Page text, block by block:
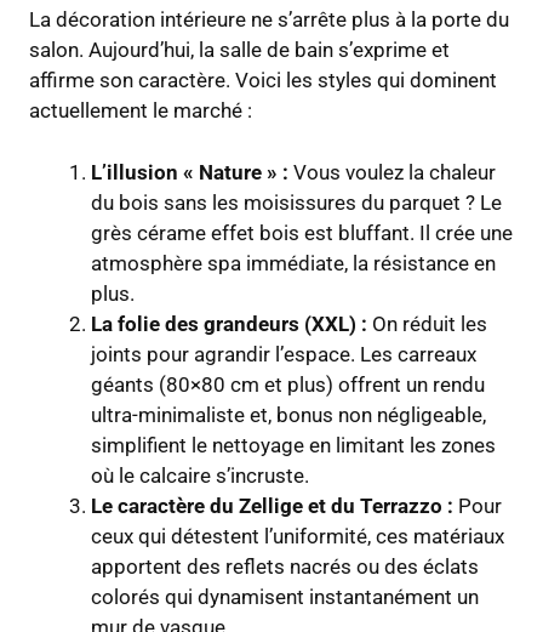
La décoration intérieure ne s’arrête plus à la porte du
salon. Aujourd’hui, la salle de bain s’exprime et
affirme son caractère. Voici les styles qui dominent
actuellement le marché :
L’illusion « Nature » : Vous voulez la chaleur
du bois sans les moisissures du parquet ? Le
grès cérame effet bois est bluffant. Il crée une
atmosphère spa immédiate, la résistance en
plus.
La folie des grandeurs (XXL) : On réduit les
joints pour agrandir l’espace. Les carreaux
géants (80×80 cm et plus) offrent un rendu
ultra-minimaliste et, bonus non négligeable,
simplifient le nettoyage en limitant les zones
où le calcaire s’incruste.
Le caractère du Zellige et du Terrazzo : Pour
ceux qui détestent l’uniformité, ces matériaux
apportent des reflets nacrés ou des éclats
colorés qui dynamisent instantanément un
mur de vasque.